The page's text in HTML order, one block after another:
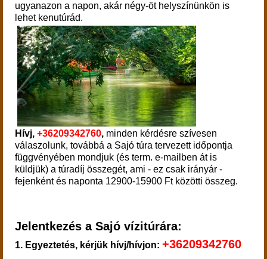
ugyanazon a napon, akár négy-öt helyszínünkön is
lehet kenutúrád.
Hívj, +36209342760, minden kérdésre szívesen
válaszolunk, továbbá a Sajó túra tervezett időpontja
függvényében mondjuk (és term. e-mailben át is
küldjük) a túradíj összegét, ami - ez csak irányár -
fejenként és naponta 12900-15900 Ft közötti összeg.
Jelentkezés a Sajó vízitúrára:
1. Egyeztetés, kérjük hívj/hívjon: +36209342760